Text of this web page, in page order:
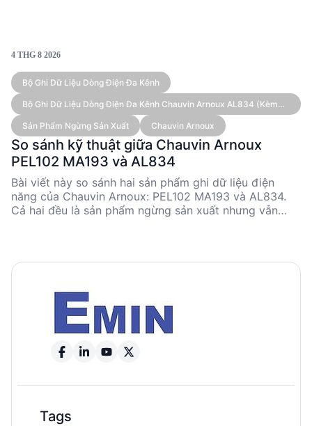
4 THG 8 2026
Bộ Ghi Dữ Liệu Dòng Điện Đa Kênh
Bộ Ghi Dữ Liệu Dòng Điện Đa Kênh Chauvin Arnoux AL834 (kèm
Sản Phẩm Ngừng Sản Xuất
Chauvin Arnoux
So sánh kỹ thuật giữa Chauvin Arnoux
PEL102 MA193 và AL834
Bài viết này so sánh hai sản phẩm ghi dữ liệu điện
năng của Chauvin Arnoux: PEL102 MA193 và AL834.
Cả hai đều là sản phẩm ngừng sản xuất nhưng vẫn
gọn và thời gian ghi âm dài. Sự lựa chọn giữa hai sản
môi trường làm việc.
Tags